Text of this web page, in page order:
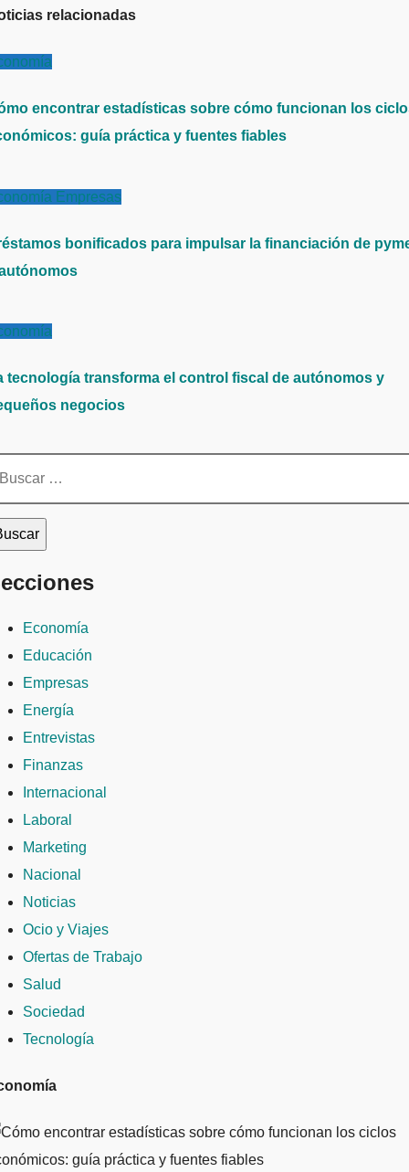
relacionadas
encontrar estadísticas sobre cómo funcionan los
guía práctica y fuentes fiables
Empresas
bonificados para impulsar la financiación de
tecnología transforma el control fiscal de autónomos y
negocios
Economía
Educación
Empresas
Energía
Entrevistas
Finanzas
Internacional
Laboral
Marketing
Nacional
Noticias
Ocio y Viajes
Ofertas de Trabajo
Salud
Sociedad
Tecnología